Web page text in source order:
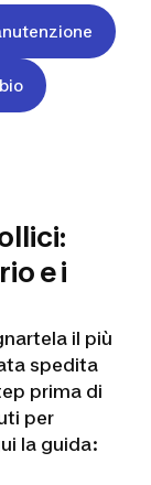
e i
il più
spedita
prima di
per
la guida: